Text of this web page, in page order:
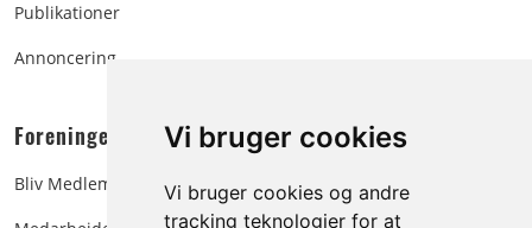
Vi bruger cookies
Vi bruger cookies og andre
tracking teknologier for at
Publikationer
Annoncering
Foreningen:
Bliv Medlem